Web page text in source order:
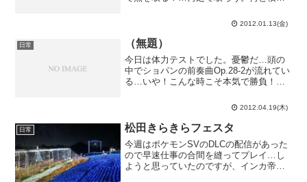
小問で出されたのみ。数学Ⅲ分野からの
出題は皆無。数学ⅠＡからの出題が大多
数。先生は僕に何か恨...
2012.01.13(金)
日常 （無題）
今日は体力テストでした。憂鬱だ…頭の
中でショパンの前奏曲Op.28-2が流れてい
る…いや！こんな時こそ本気で勝負！も
（括弧内は前年比。）身長：173.6cm
2012.04.19(木)
日常 松田きらきらフェスタ
今週はポケモンSVのDLCの配信があった
ので早速仕事の合間を縫ってプレイ…し
ようと思っていたのですが、インカ帝国